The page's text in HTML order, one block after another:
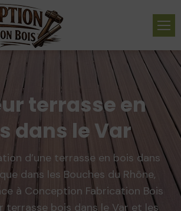
terrasse en
dans le Var
d’une terrasse en bois dans
dans les Bouches du Rhône,
à Conception Fabrication Bois
terrasse bois dans le Var et les